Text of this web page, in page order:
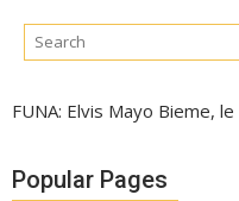
FUNA: Elvis Mayo Bieme,
Popular Pages